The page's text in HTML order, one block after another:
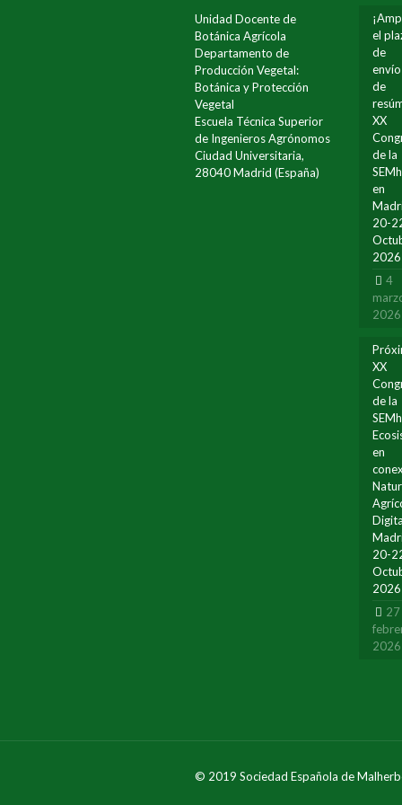
Unidad Docente de
Botánica Agrícola
Departamento de
Producción Vegetal:
Botánica y Protección
Vegetal
Escuela Técnica Superior
de Ingenieros Agrónomos
Ciudad Universitaria,
28040 Madrid (España)
el
de
envío
de
XX
de la
SEMh
en
20-
2026
4
2026
XX
de la
en
20-
2026
27
2026
© 2019 Sociedad Española de